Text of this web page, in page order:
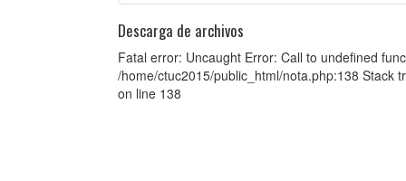
Descarga de archivos
Fatal error: Uncaught Error: Call to undefined
/home/ctuc2015/public_html/nota.php:138 Stack
on line 138